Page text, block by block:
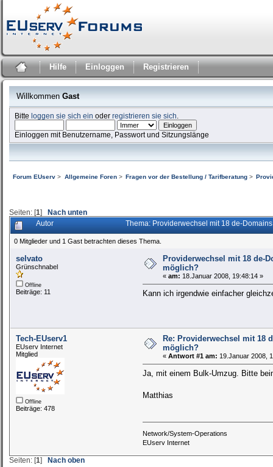
Hilfe Einloggen Registrieren
Willkommen Gast
Bitteloggen sie sich ein oderregistrieren sie sich
Einloggen mit Benutzername, Passwort und Sitzungslänge
Forum EUserv > Allgemeine Foren> Fragen vor der Bestellung / Tarifberatung>
Seiten: [1] Nach unten
Autor Thema: Providerwechsel mit 18 de-
0 Mitglieder und 1 Gast betrachten dieses Thema.
selvato
Grünschnabel
Offline
Beiträge: 11
Providerwechsel mit 18 de-
möglich?
« am: 18.Januar 2008, 19:48:14 »
Kann ich irgendwie einfacher
Tech-EUserv1
EUserv Internet
Mitglied
Offline
Beiträge: 478
Re: Providerwechsel mit 18
möglich?
« Antwort #1 am: 19.Januar 2008,
Ja, mit einem Bulk-Umzug. Bitte
Matthias
Network/System-Operations
EUserv Internet
Seiten: [1] Nach oben